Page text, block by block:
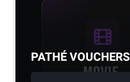
PATHÉ VOUCHERS